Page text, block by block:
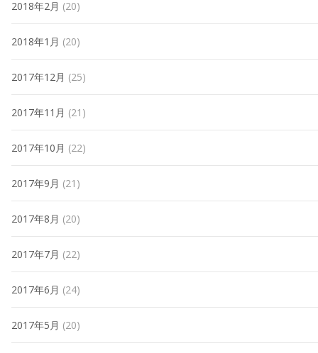
2018年2月 (20)
2018年1月 (20)
2017年12月 (25)
2017年11月 (21)
2017年10月 (22)
2017年9月 (21)
2017年8月 (20)
2017年7月 (22)
2017年6月 (24)
2017年5月 (20)